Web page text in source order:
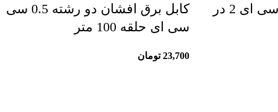
کابل برق افشان سی سی ای 2 در
کابل برق افشان دو رشته 0.5 سی
سی ای حلقه 100 متر
23,700 تومان